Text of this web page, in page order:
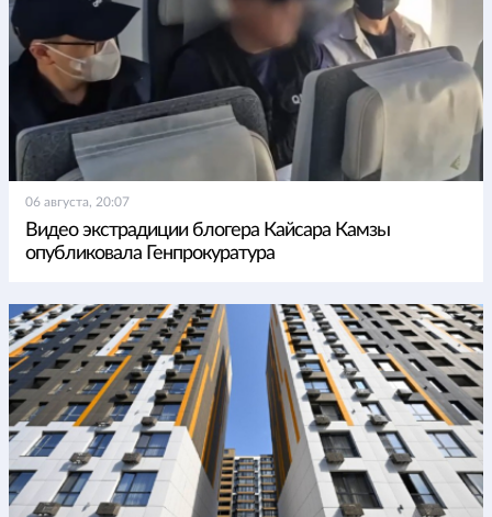
06 августа, 20:07
Видео экстрадиции блогера Кайсара Камзы
опубликовала Генпрокуратура